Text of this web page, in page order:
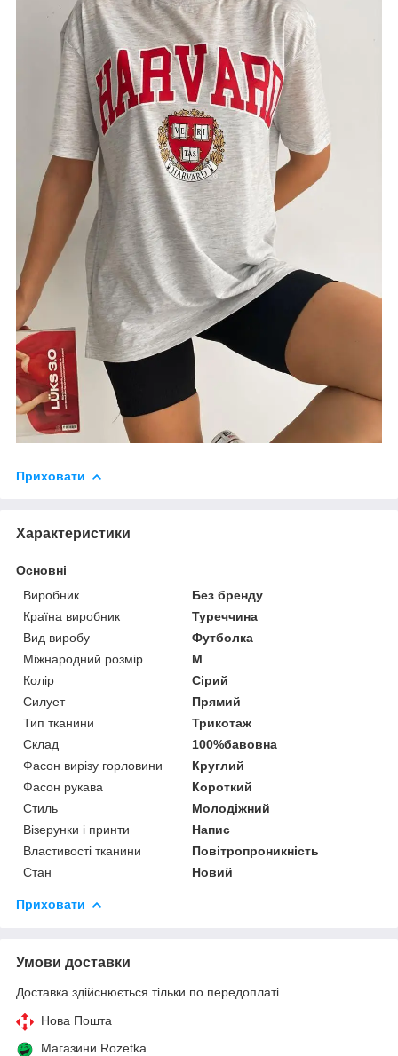
Приховати
Характеристики
Основні
Виробник
Без бренду
Країна виробник
Туреччина
Вид виробу
Футболка
Міжнародний розмір
M
Колір
Сірий
Силует
Прямий
Тип тканини
Трикотаж
Склад
100%бавовна
Фасон вирізу горловини
Круглий
Фасон рукава
Короткий
Стиль
Молодіжний
Візерунки і принти
Напис
Властивості тканини
Повітропроникність
Стан
Новий
Приховати
Умови доставки
Доставка здійснюється тільки по передоплаті.
Нова Пошта
Магазини Rozetka